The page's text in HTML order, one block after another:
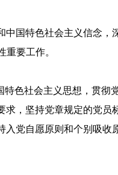
国特色社会主义信念，
要工作。
色社会主义思想，贯彻党
，坚持党章规定的党员
入党自愿原则和个别吸收